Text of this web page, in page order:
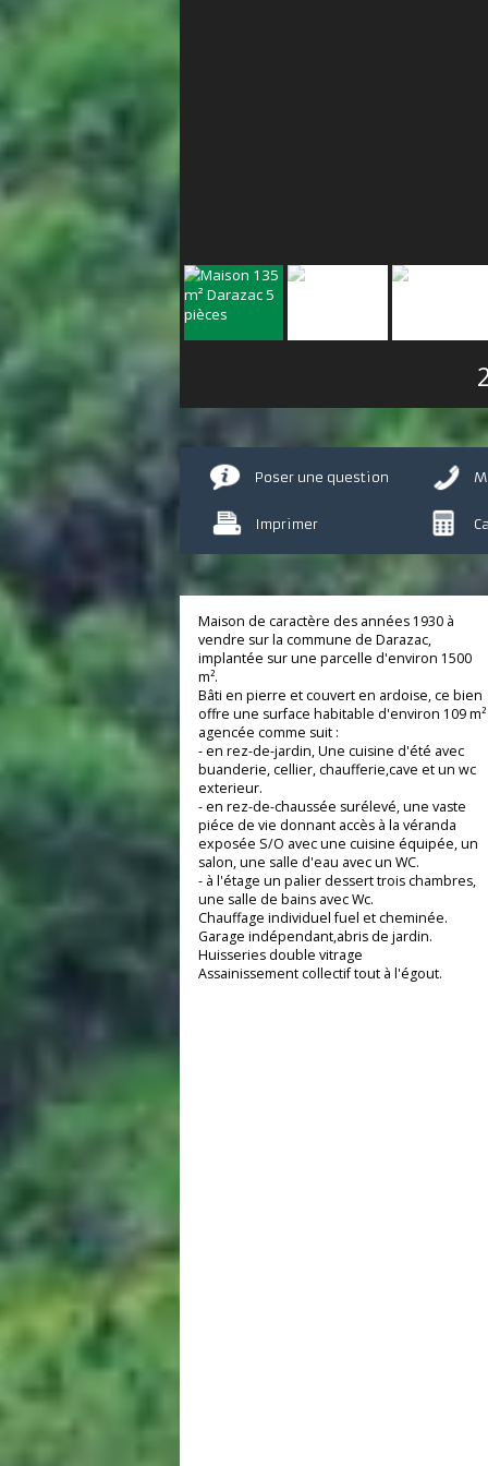
Poser une question
Maison de caractère des années 1930 à
vendre sur la commune de Darazac,
implantée sur une parcelle d'environ
m².
Bâti en pierre et couvert en ardoise, ce
offre une surface habitable d'environ 109
agencée comme suit :
- en rez-de-jardin, Une cuisine d'été avec
buanderie, cellier, chaufferie,cave et un
exterieur.
- en rez-de-chaussée surélevé, une vaste
piéce de vie donnant accès à la véranda
exposée S/O avec une cuisine équipée,
salon, une salle d'eau avec un WC.
- à l'étage un palier dessert trois
une salle de bains avec Wc.
Chauffage individuel fuel et cheminée.